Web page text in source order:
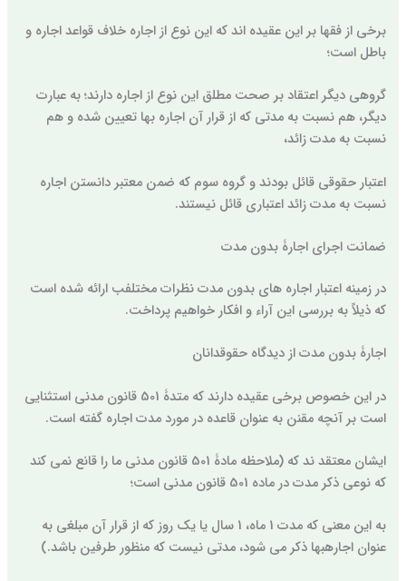
برخی از فقها بر این عقیده اند که این نوع از اجاره خلاف قواعد اجاره و
باطل است؛
گروهی دیگر اعتقاد بر صحت مطلق این نوع از اجاره دارند؛ به عبارت
دیگر، هم نسبت به مدتی که از قرار آن اجاره بها تعیین شده و هم
نسبت به مدت زائد،
اعتبار حقوقی قائل بودند و گروه سوم که ضمن معتبر دانستن اجاره
نسبت به مدت زائد اعتباری قائل نیستند.
ضمانت اجرای اجارۀ بدون مدت
در زمینه اعتبار اجاره های بدون مدت نظرات مختلفب ارائه شده است
که ذیلاً به بررسی این آراء و افکار خواهیم پرداخت.
اجارۀ بدون مدت از دیدگاه حقوقدانان
در این خصوص برخی عقیده دارند که متدۀ 501 قانون مدنی استثنایی
است بر آنچه مقنن به عنوان قاعده در مورد مدت اجاره گفته است.
ایشان معتقد ند که (ملاحظه مادۀ 501 قانون مدنی ما را قانع نمی کند
که نوعی ذکر مدت در ماده 501 قانون مدنی است؛
به این معنی که مدت 1 ماه، 1 سال یا یک روز که از قرار آن مبلغی به
عنوان اجارهبها ذکر می شود، مدتی نیست که منظور طرفین باشد.)